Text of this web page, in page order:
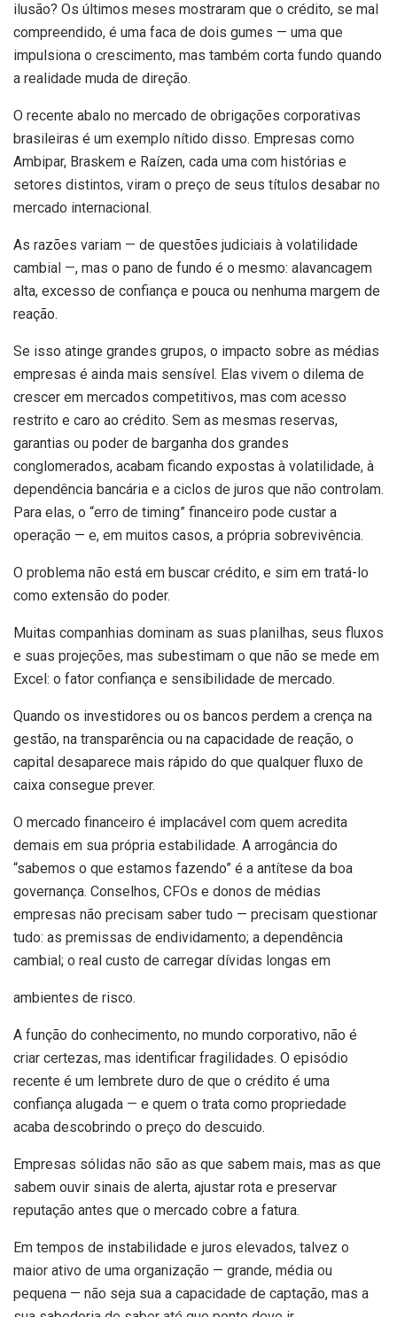
ilusão? Os últimos meses mostraram que o crédito, se mal
compreendido, é uma faca de dois gumes — uma que
impulsiona o crescimento, mas também corta fundo quando
a realidade muda de direção.
O recente abalo no mercado de obrigações corporativas
brasileiras é um exemplo nítido disso. Empresas como
Ambipar, Braskem e Raízen, cada uma com histórias e
setores distintos, viram o preço de seus títulos desabar no
mercado internacional.
As razões variam — de questões judiciais à volatilidade
cambial —, mas o pano de fundo é o mesmo: alavancagem
alta, excesso de confiança e pouca ou nenhuma margem de
reação.
Se isso atinge grandes grupos, o impacto sobre as médias
empresas é ainda mais sensível. Elas vivem o dilema de
crescer em mercados competitivos, mas com acesso
restrito e caro ao crédito. Sem as mesmas reservas,
garantias ou poder de barganha dos grandes
conglomerados, acabam ficando expostas à volatilidade, à
dependência bancária e a ciclos de juros que não controlam.
Para elas, o “erro de timing” financeiro pode custar a
operação — e, em muitos casos, a própria sobrevivência.
O problema não está em buscar crédito, e sim em tratá-lo
como extensão do poder.
Muitas companhias dominam as suas planilhas, seus fluxos
e suas projeções, mas subestimam o que não se mede em
Excel: o fator confiança e sensibilidade de mercado.
Quando os investidores ou os bancos perdem a crença na
gestão, na transparência ou na capacidade de reação, o
capital desaparece mais rápido do que qualquer fluxo de
caixa consegue prever.
O mercado financeiro é implacável com quem acredita
demais em sua própria estabilidade. A arrogância do
“sabemos o que estamos fazendo” é a antítese da boa
governança. Conselhos, CFOs e donos de médias
empresas não precisam saber tudo — precisam questionar
tudo: as premissas de endividamento; a dependência
cambial; o real custo de carregar dívidas longas em
ambientes de risco.
A função do conhecimento, no mundo corporativo, não é
criar certezas, mas identificar fragilidades. O episódio
recente é um lembrete duro de que o crédito é uma
confiança alugada — e quem o trata como propriedade
acaba descobrindo o preço do descuido.
Empresas sólidas não são as que sabem mais, mas as que
sabem ouvir sinais de alerta, ajustar rota e preservar
reputação antes que o mercado cobre a fatura.
Em tempos de instabilidade e juros elevados, talvez o
maior ativo de uma organização — grande, média ou
pequena — não seja sua a capacidade de captação, mas a